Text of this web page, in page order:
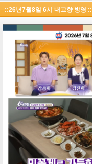
택시맛객 PICK, 보령맛집
::26년7월8일 6시 내고향 방영 ::